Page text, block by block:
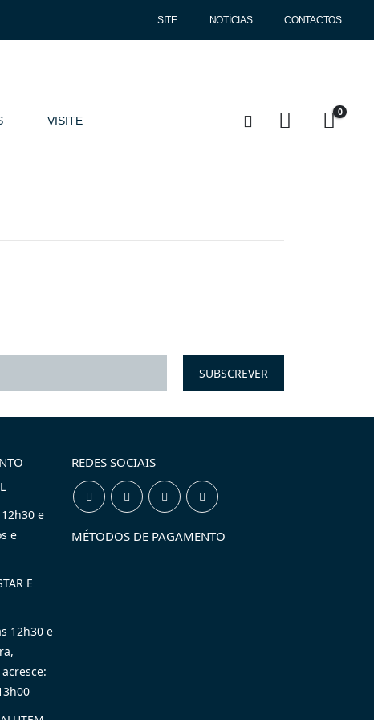
SITE NOTÍCIAS CONTACTOS
VISITE
0
e
e
E
12h30 e
REDES SOCIAIS
MÉTODOS DE PAGAMENTO